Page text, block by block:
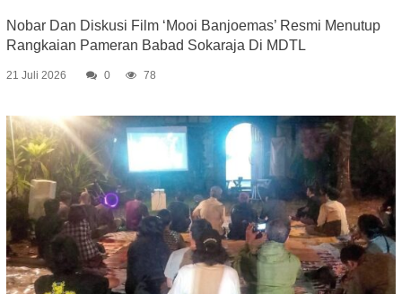
Nobar Dan Diskusi Film ‘Mooi Banjoemas’ Resmi Menutup
Rangkaian Pameran Babad Sokaraja Di MDTL
21 Juli 2026 0 78